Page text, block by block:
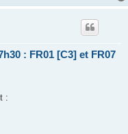
: FR01 [C3] et FR07
: